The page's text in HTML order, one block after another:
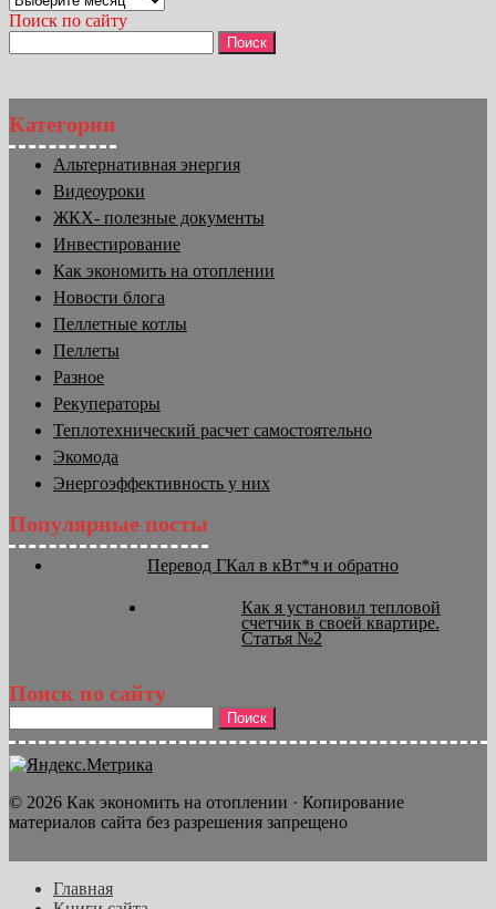
Поиск по сайту
Категории
Альтернативная энергия
Видеоуроки
ЖКХ- полезные документы
Инвестирование
Как экономить на отоплении
Новости блога
Пеллетные котлы
Пеллеты
Разное
Рекуператоры
Теплотехнический расчет самостоятельно
Экомода
Энергоэффективность у них
Популярные посты
Перевод ГКал в кВт*ч и обратно
Как я установил тепловой
счетчик в своей квартире.
Статья №2
Поиск по сайту
© 2026 Как экономить на отоплении · Копирование
материалов сайта без разрешения запрещено
Главная